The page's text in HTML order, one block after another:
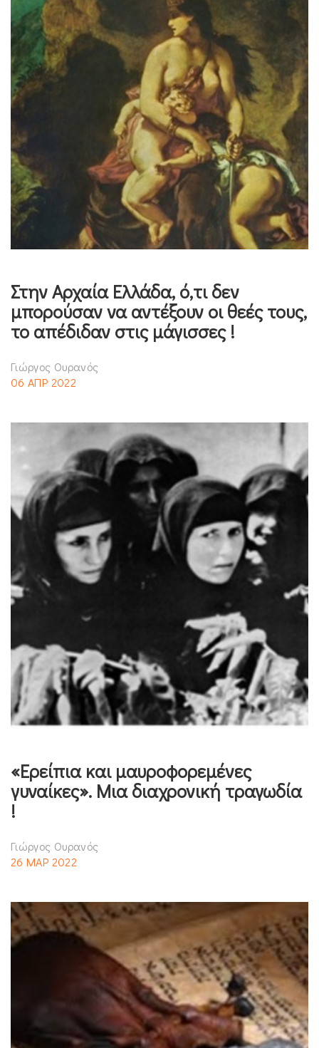
Στην Αρχαία Ελλάδα, ό,τι δεν
μπορούσαν να αντέξουν οι θεές τους,
το απέδιδαν στις μάγισσες !
Γιώργος Ουρανός
06 ΑΠΡ 2022
«Ερείπια και μαυροφορεμένες
γυναίκες». Μια διαχρονική τραγωδία
!
Γιώργος Ουρανός
26 ΜΑΡ 2022